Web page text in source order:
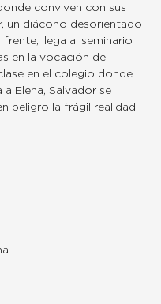
conviven con sus
un diácono desorientado
frente, llega al seminario
en la vocación del
en el colegio donde
Elena, Salvador se
peligro la frágil realidad